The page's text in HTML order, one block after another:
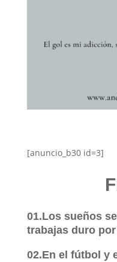
[anuncio_b30 id=3]
01.Los sueños
trabajas duro
02.En el fútbol y